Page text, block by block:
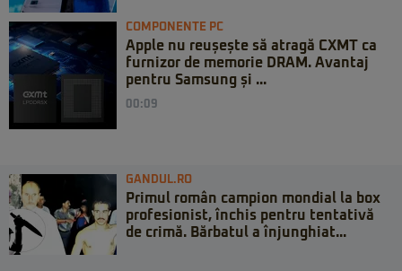
COMPONENTE PC
Apple nu reușește să atragă CXMT ca
furnizor de memorie DRAM. Avantaj
pentru Samsung și ...
00:09
GANDUL.RO
Primul român campion mondial la box
profesionist, închis pentru tentativă
de crimă. Bărbatul a înjunghiat...